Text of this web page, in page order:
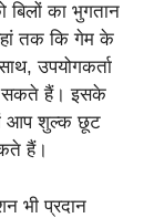
का भुगतान
तक कि गेम के
उपयोगकर्ता
सकते हैं। इसके
आप शुल्क छूट
हैं।
भी प्रदान